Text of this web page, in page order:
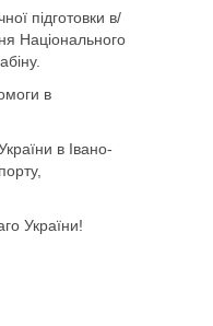
підготовки в/
Національного
в
в Івано-
України!